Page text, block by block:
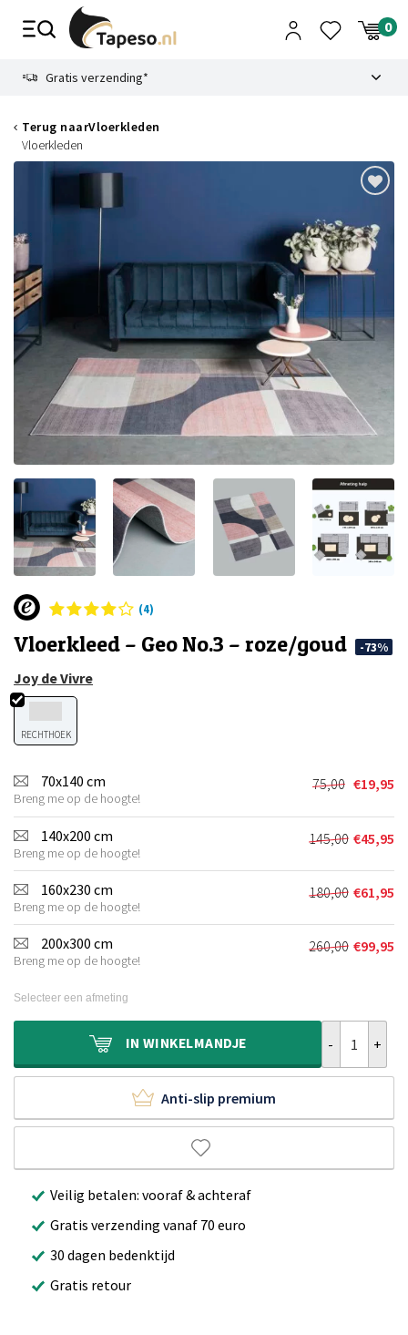
Gratis verzending*
Terug naarVloerkleden
Vloerkleden
(4)
Vloerkleed – Geo No.3 – roze/goud -73%
Joy de Vivre
RECHTHOEK
70x140 cm
Breng me op de hoogte!
75,00
prijs
was:
€75,00.
€19,95
Huidige
prijs
is:
€19,95.
140x200 cm
Breng me op de hoogte!
145,00
prijs
was:
€145,00.
€45,95
Huidige
prijs
is:
€45,95.
160x230 cm
Breng me op de hoogte!
180,00
prijs
was:
€180,00.
€61,95
Huidige
prijs
is:
€61,95.
200x300 cm
Breng me op de hoogte!
260,00 €99,95
Huidige
Selecteer een afmeting
IN WINKELMANDJE
Anti-slip premium
Veilig betalen: vooraf & achteraf
Gratis verzending vanaf 70 euro
30 dagen bedenktijd
Gratis retour